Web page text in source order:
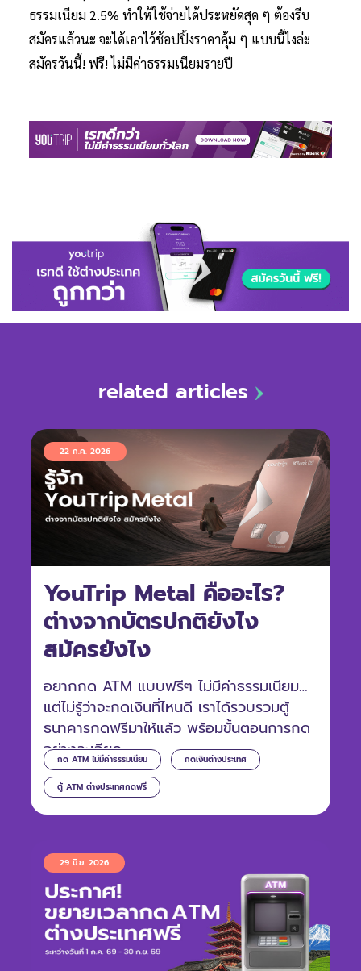
ธรรมเนียม 2.5% ทำให้ใช้จ่ายได้ประหยัดสุด ๆ ต้องรีบ
สมัครแล้วนะ จะได้เอาไว้ช้อปปิ้งราคาคุ้ม ๆ แบบนี้ไงล่ะ
สมัครวันนี้! ฟรี! ไม่มีค่าธรรมเนียมรายปี
related articles
YouTrip Metal คืออะไร?
ต่างจากบัตรปกติยังไง
สมัครยังไง
22 ก.ค. 2026
กด ATM ไม่มีค่าธรรมเนียม กดเงินต่างประเทศ
ตู้ ATM ต่างประเทศกดฟรี
อยากกด ATM แบบฟรีๆ ไม่มีค่าธรรมเนียม
แต่ไม่รู้ว่าจะกดเงินที่ไหนดี เราได้รวบรวมตู้
ธนาคารกดฟรีมาให้แล้ว พร้อมขั้นตอนการกด
อย่างละเอียด
29 มิ.ย. 2026